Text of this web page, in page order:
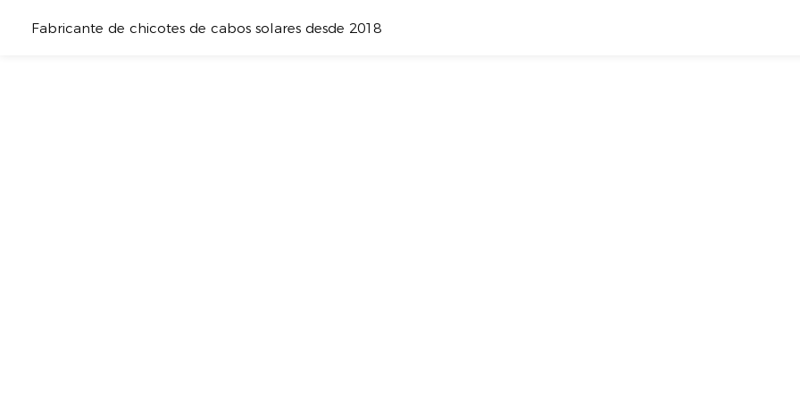
Fabricante de chicotes de cabos solares desde 2018